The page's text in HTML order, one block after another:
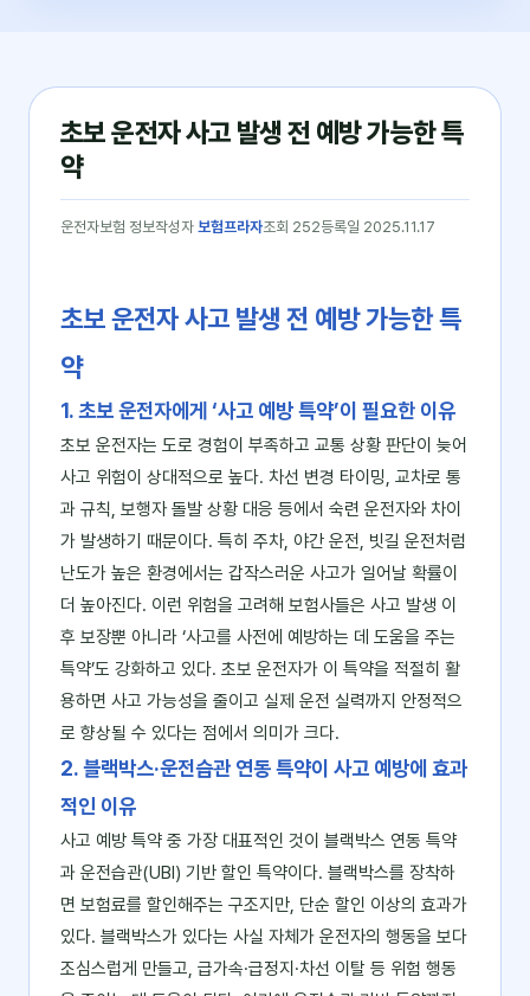
초보 운전자 사고 발생 전 예방 가능한 특
약
운전자보험 정보작성자 보험프라자조회 252등록일 2025.11.17
초보 운전자 사고 발생 전 예방 가능한 특
약
1. 초보 운전자에게 ‘사고 예방 특약’이 필요한 이유
초보 운전자는 도로 경험이 부족하고 교통 상황 판단이 늦어
사고 위험이 상대적으로 높다. 차선 변경 타이밍, 교차로 통
과 규칙, 보행자 돌발 상황 대응 등에서 숙련 운전자와 차이
가 발생하기 때문이다. 특히 주차, 야간 운전, 빗길 운전처럼
난도가 높은 환경에서는 갑작스러운 사고가 일어날 확률이
더 높아진다. 이런 위험을 고려해 보험사들은 사고 발생 이
후 보장뿐 아니라 ‘사고를 사전에 예방하는 데 도움을 주는
특약’도 강화하고 있다. 초보 운전자가 이 특약을 적절히 활
용하면 사고 가능성을 줄이고 실제 운전 실력까지 안정적으
로 향상될 수 있다는 점에서 의미가 크다.
2. 블랙박스·운전습관 연동 특약이 사고 예방에 효과
적인 이유
사고 예방 특약 중 가장 대표적인 것이 블랙박스 연동 특약
과 운전습관(UBI) 기반 할인 특약이다. 블랙박스를 장착하
면 보험료를 할인해주는 구조지만, 단순 할인 이상의 효과가
있다. 블랙박스가 있다는 사실 자체가 운전자의 행동을 보다
조심스럽게 만들고, 급가속·급정지·차선 이탈 등 위험 행동